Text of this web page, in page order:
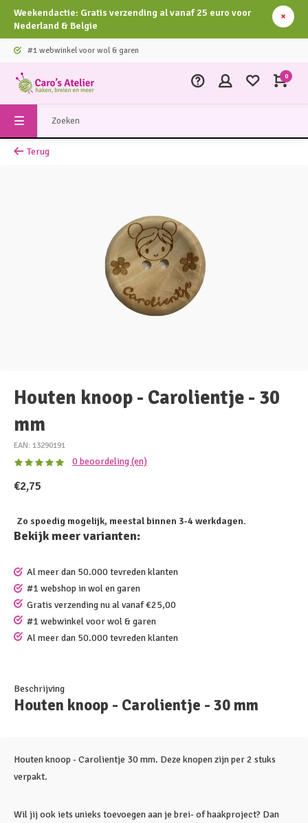
Weekendactie: Gratis verzending al vanaf 25 euro voor
Nederland & Belgie
#1 webwinkel voor wol & garen
0
Terug
Houten knoop - Carolientje - 30
mm
EAN: 13290191
0 beoordeling (en)
€2,75
Zo spoedig mogelijk, meestal binnen 3-4 werkdagen.
Bekijk meer varianten:
Al meer dan 50.000 tevreden klanten
#1 webshop in wol en garen
Gratis verzending nu al vanaf €25,00
#1 webwinkel voor wol & garen
Al meer dan 50.000 tevreden klanten
Beschrijving
Houten knoop - Carolientje - 30 mm
Houten knoop - Carolientje 30 mm. Deze knopen zijn per 2 stuks
verpakt.
Wil jij ook iets unieks toevoegen aan je brei- of haakproject? Dan